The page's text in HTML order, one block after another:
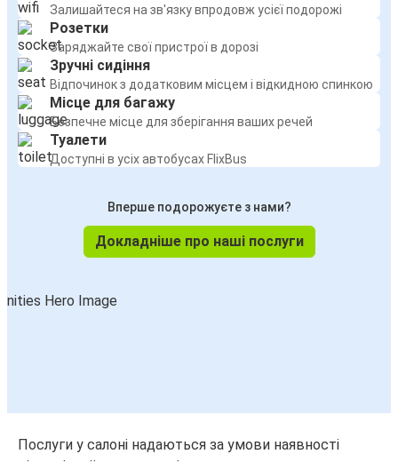
Залишайтеся на зв'язку впродовж усієї подорожі
Розетки
Заряджайте свої пристрої в дорозі
Зручні сидіння
Відпочинок з додатковим місцем і відкидною спинкою
Місце для багажу
Безпечне місце для зберігання ваших речей
Туалети
Доступні в усіх автобусах FlixBus
Вперше подорожуєте з нами?
Докладніше про наші послуги
Послуги у салоні надаються за умови наявності